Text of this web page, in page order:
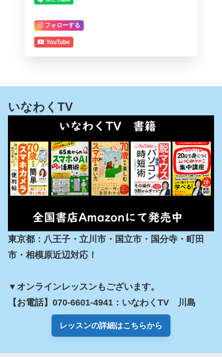
フォローする
YouTube
いなわくTV
東京都：八王子・立川市・国立市・国分寺・町田
市・相模原近辺対応！
▼オンラインレッスンもございます。
【お電話】070-6601-4941：いなわくTV　川島
レッスンの詳細はこちらから